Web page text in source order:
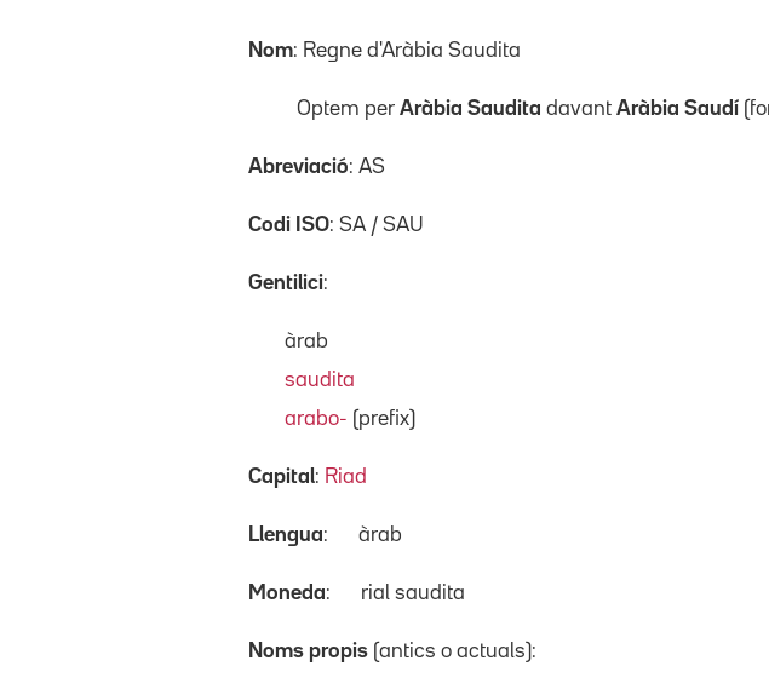
Nom: Regne d'Aràbia Saudita
Optem per Aràbia Saudita davant Aràbia Saudí
Abreviació: AS
Codi ISO: SA / SAU
Gentilici:
àrab
saudita
arabo- (prefix)
Capital: Riad
Llengua: àrab
Moneda: rial saudita
Noms propis (antics o actuals):